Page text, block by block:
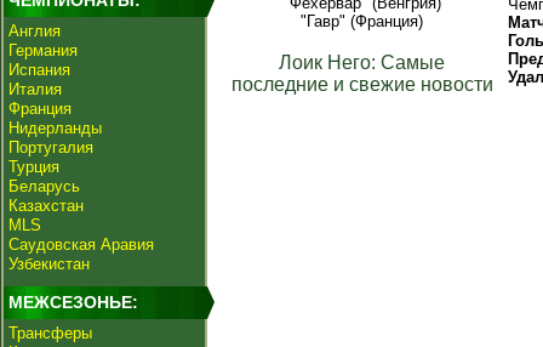
Англия
Германия
Испания
Италия
Франция
Нидерланды
Португалия
Турция
Беларусь
Казахстан
MLS
Саудовская Аравия
Узбекистан
МЕЖСЕЗОНЬЕ:
Трансферы
"Гавр" (Франция)
Лоик Него: Самые
последние и свежие новости